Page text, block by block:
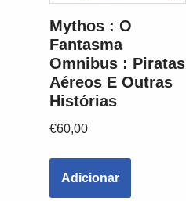
Mythos : O
Fantasma
Omnibus : Piratas
Aéreos E Outras
Histórias
€60,00
Adicionar